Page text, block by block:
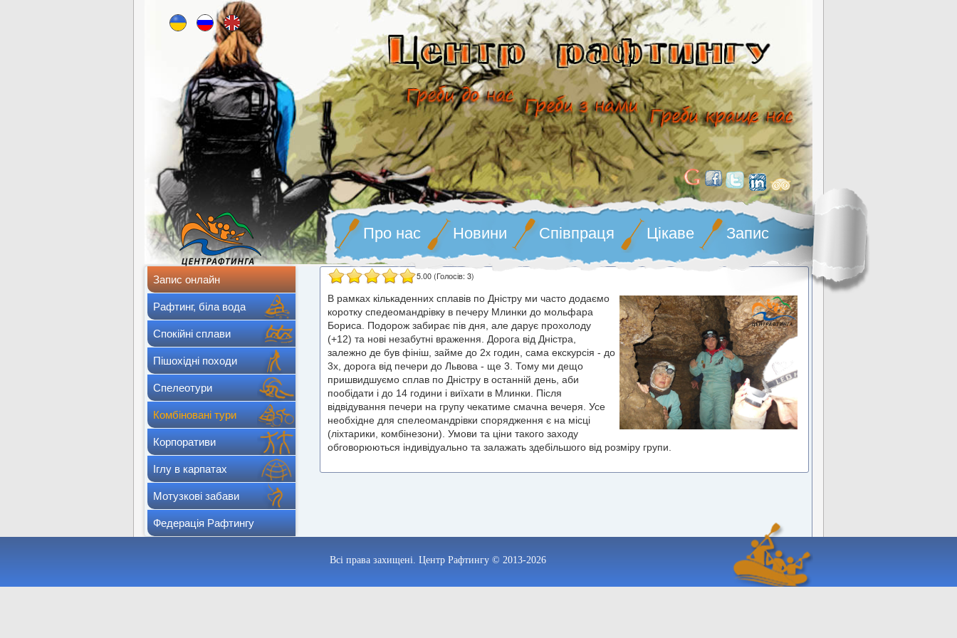
Про нас Новини Співпраця Цікаве Запис
Запис онлайн
Рафтинг, біла вода
Спокійні сплави
Пішохідні походи
Спелеотури
Комбіновані тури
Корпоративи
Іглу в карпатах
Мотузкові забави
Федерація Рафтингу
5.00(Голосів: 3)
В рамках кількаденних сплавів по Дністру ми часто додаємо
коротку спедеомандрівку в печеру Млинки до мольфара
Бориса. Подорож забирає пів дня, але дарує прохолоду
(+12) та нові незабутні враження. Дорога від Дністра,
залежно де був фініш, займе до 2х годин, сама екскурсія - до
3х, дорога від печери до Львова - ще 3. Тому ми дещо
пришвидшуємо сплав по Дністру в останній день, аби
пообідати і до 14 години і виїхати в Млинки. Після
відвідування печери на групу чекатиме смачна вечеря. Усе
необхідне для спелеомандрівки спорядження є на місці
(ліхтарики, комбінезони). Умови та ціни такого заходу
обговорюються індивідуально та залажать здебільшого від розміру групи.
Всі права захищені. Центр Рафтингу © 2013-2026